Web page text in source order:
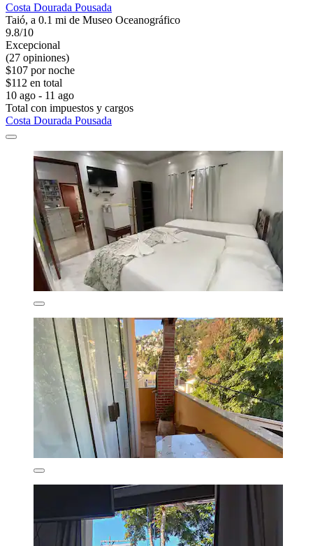
Costa Dourada Pousada
Taió, a 0.1 mi de Museo Oceanográfico
9.8/10
Excepcional
(27 opiniones)
$107 por noche
$112 en total
10 ago - 11 ago
Total con impuestos y cargos
Costa Dourada Pousada